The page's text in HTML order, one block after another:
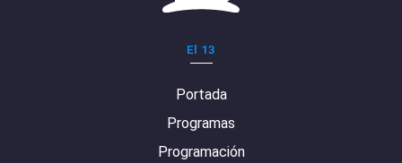
El 13
Portada
Programas
Programación